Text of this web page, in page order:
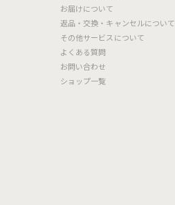
お届けについて
返品・交換・キャンセルについて
その他サービスについて
よくある質問
お問い合わせ
ショップ一覧